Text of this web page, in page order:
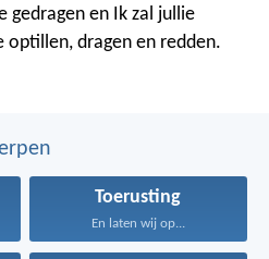
gedragen en Ik zal jullie
optillen, dragen en redden.
Toerusting
En laten wij op...